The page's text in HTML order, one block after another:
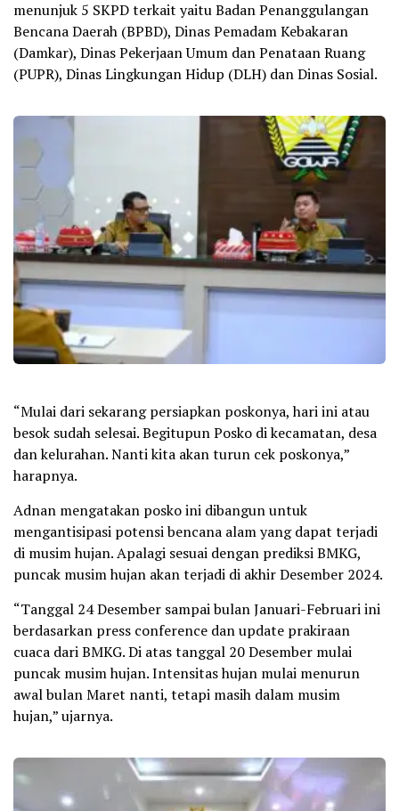
menunjuk 5 SKPD terkait yaitu Badan Penanggulangan
Bencana Daerah (BPBD), Dinas Pemadam Kebakaran
(Damkar), Dinas Pekerjaan Umum dan Penataan Ruang
(PUPR), Dinas Lingkungan Hidup (DLH) dan Dinas Sosial.
“Mulai dari sekarang persiapkan poskonya, hari ini atau
besok sudah selesai. Begitupun Posko di kecamatan, desa
dan kelurahan. Nanti kita akan turun cek poskonya,”
harapnya.
Adnan mengatakan posko ini dibangun untuk
mengantisipasi potensi bencana alam yang dapat terjadi
di musim hujan. Apalagi sesuai dengan prediksi BMKG,
puncak musim hujan akan terjadi di akhir Desember 2024.
“Tanggal 24 Desember sampai bulan Januari-Februari ini
berdasarkan press conference dan update prakiraan
cuaca dari BMKG. Di atas tanggal 20 Desember mulai
puncak musim hujan. Intensitas hujan mulai menurun
awal bulan Maret nanti, tetapi masih dalam musim
hujan,” ujarnya.